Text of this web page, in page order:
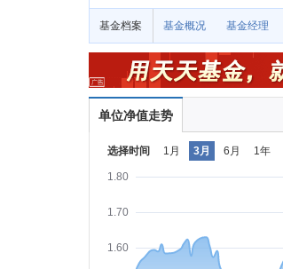
基金档案 基金概况 基金经理
单位净值走势
选择时间 1月 3月 6月 1年
1.60
1.70
1.80